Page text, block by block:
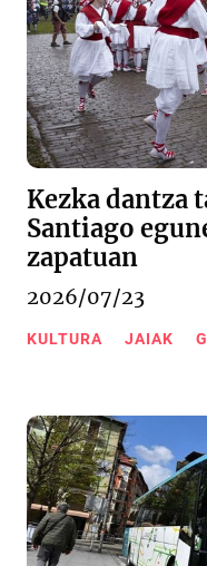
Kezka dantza
Santiago
zapatuan
2026/07/23
KULTURA JAIAK